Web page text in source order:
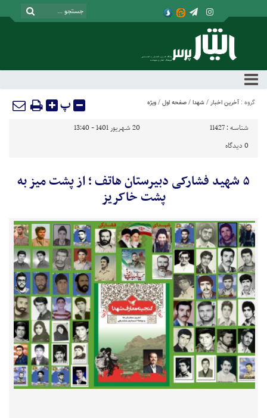
گروه : آخرین اخبار / شهدا / صفحه اول / ویژه پ
شناسه : 11427
20 شهریور 1401 - 13:40
0 دیدگاه
۵ شهید فشارکی دبیرستان هاتف ؛ از پشت میز به
پشت خاکریز